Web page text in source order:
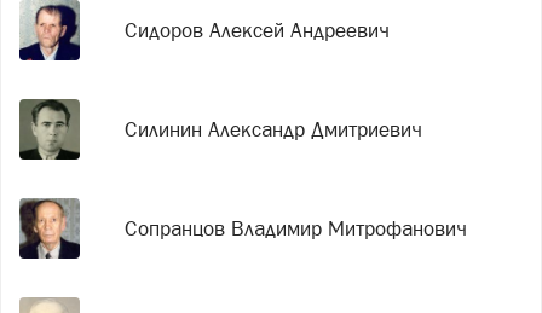
Сидоров Алексей Андреевич
Силинин Александр Дмитриевич
Сопранцов Владимир Митрофанович